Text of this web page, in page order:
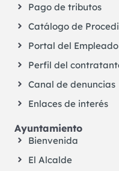
Pago de tributos
Catálogo de
Portal del Empleado
Perfil del
Canal de denuncias
Enlaces de interés
Ayuntamiento
Bienvenida
El Alcalde